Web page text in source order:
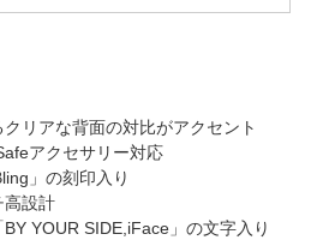
リアな背面の対比がアクセント
アクセサリー対応
」の刻印入り
高設計
YOUR SIDE,iFace」の文字入り